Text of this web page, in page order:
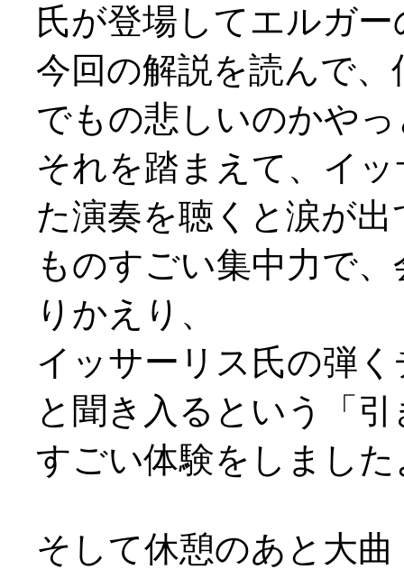
氏が登場してエルガ
今回の解説を読んで
でもの悲しいのかや
それを踏まえて、イ
た演奏を聴くと涙が
ものすごい集中力で
りかえり、
イッサーリス氏の弾
と聞き入るという「
すごい体験をしました
そして休憩のあと大曲